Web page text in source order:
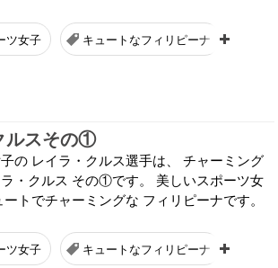
ツ女子 キュートなフィリピーナ
ルスその①
の レイラ・クルス選手は、 チャーミング
・クルス その①です。 美しいスポーツ女
トでチャーミングな フィリピーナです。
ツ女子 キュートなフィリピーナ